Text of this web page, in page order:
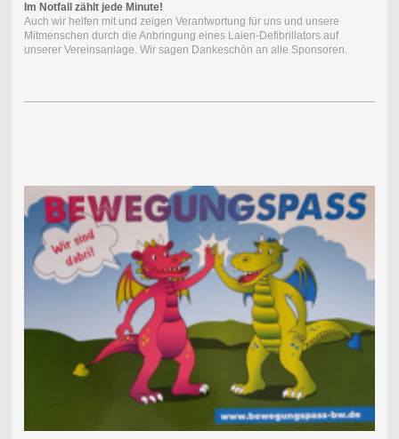
Im Notfall zählt jede Minute!
Auch wir helfen mit und zeigen Verantwortung für uns und unsere
Mitmenschen durch die Anbringung eines Laien-Defibrillators auf
unserer Vereinsanlage. Wir sagen Dankeschön an alle Sponsoren.